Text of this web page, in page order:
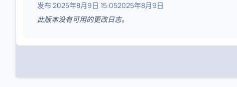
发布2025年8月9日 15:052025年8月9日
此版本没有可用的更改日志。